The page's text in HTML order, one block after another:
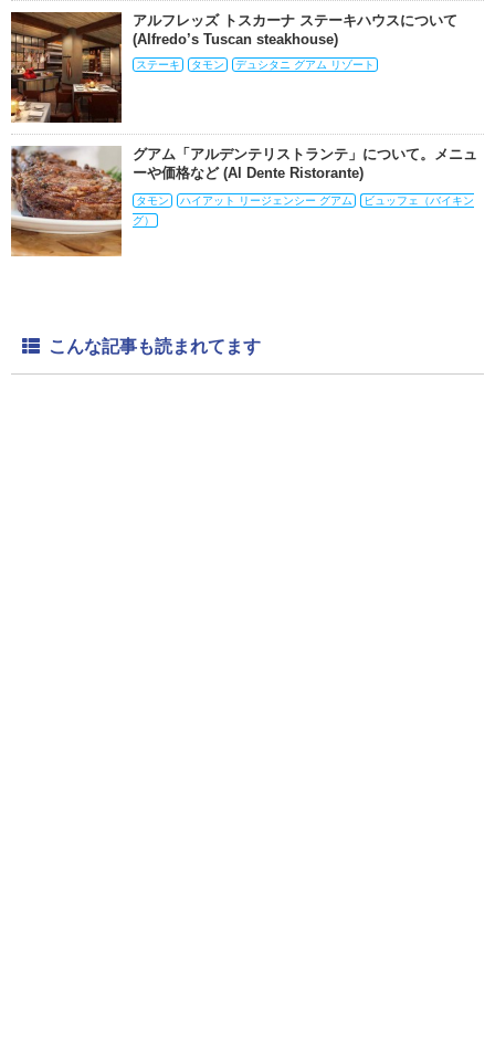
アルフレッズ トスカーナ ステーキハウスについて
(Alfredo’s Tuscan steakhouse)
ステーキ タモン デュシタニ グアム リゾート
グアム「アルデンテリストランテ」について。メニュ
ーや価格など (Al Dente Ristorante)
タモン ハイアット リージェンシー グアム
ビュッフェ（バイキン
グ）
こんな記事も読まれてます